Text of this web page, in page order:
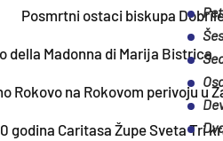
Posmrtni ostaci biskupa
della Madonna di Marija Bistrica
Rokovo na Rokovom perivoju u
godina Caritasa Župe Sveta Tri